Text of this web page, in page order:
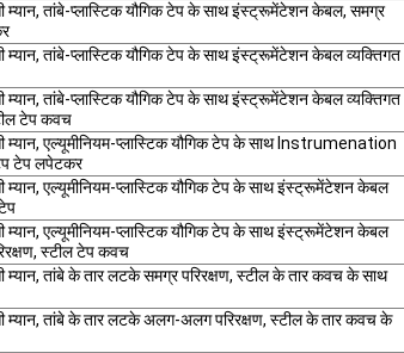
म्यान, तांबे-प्लास्टिक यौगिक टेप के साथ इंस्ट्रूमेंटेशन केबल, समग्र
म्यान, तांबे-प्लास्टिक यौगिक टेप के साथ इंस्ट्रूमेंटेशन केबल व्यक्तिगत
म्यान, तांबे-प्लास्टिक यौगिक टेप के साथ इंस्ट्रूमेंटेशन केबल व्यक्तिगत
टेप कवच
म्यान, एल्यूमीनियम-प्लास्टिक यौगिक टेप के साथ Instrumenation
टेप लपेटकर
म्यान, एल्यूमीनियम-प्लास्टिक यौगिक टेप के साथ इंस्ट्रूमेंटेशन केबल
म्यान, एल्यूमीनियम-प्लास्टिक यौगिक टेप के साथ इंस्ट्रूमेंटेशन केबल
स्टील टेप कवच
म्यान, तांबे के तार लटके समग्र परिरक्षण, स्टील के तार कवच के साथ
म्यान, तांबे के तार लटके अलग-अलग परिरक्षण, स्टील के तार कवच के